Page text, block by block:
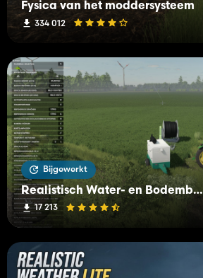
Fysica van het moddersysteem
334 012
Bijgewerkt
Realistisch Water- en Bodembeheer (RWSM)
17 213